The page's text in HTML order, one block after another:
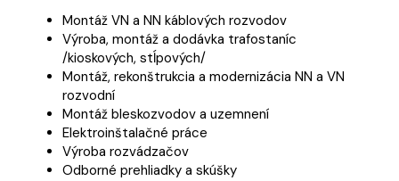
Montáž VN a NN káblových rozvodov
Výroba, montáž a dodávka trafostaníc
/kioskových, stĺpových/
Montáž, rekonštrukcia a modernizácia NN a VN
rozvodní
Montáž bleskozvodov a uzemnení
Elektroinštalačné práce
Výroba rozvádzačov
Odborné prehliadky a skúšky